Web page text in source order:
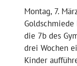
Montag, 7.
die 7b des
drei Wochen
Kinder